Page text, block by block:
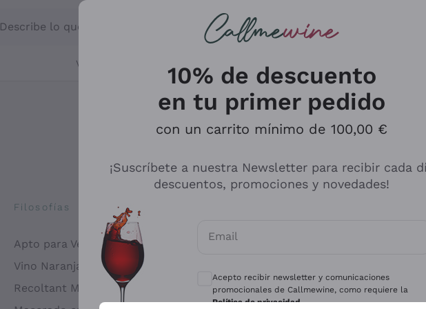
Describe lo que estás buscando
Vinos Blancos
Filosofías
Apto para Veganos
Vino Naranja
Recoltant Manipulant
Antinori
Ca' del Bosco
Gavi
10% de descuento
en tu primer pedido
con un carrito mínimo de 100,00 €
¡Suscríbete a nuestra Newsletter para recibir cada
descuentos, promociones y novedades!
Email
Consentimientos opcionales para recibir
Acepto recibir newsletter y comunicaciones
promocionales de Callmewine, como requiere la
Política de privacidad